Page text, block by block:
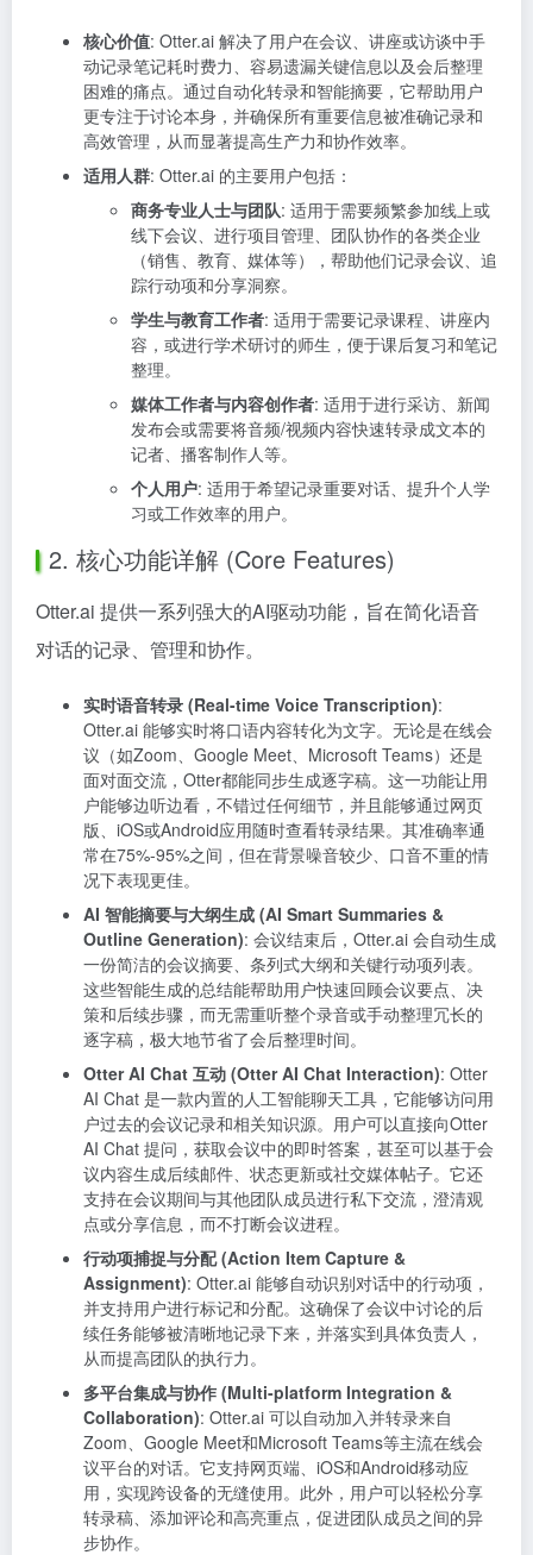
核心价值: Otter.ai 解决了用户在会议、讲座或访谈中手
动记录笔记耗时费力、容易遗漏关键信息以及会后整理
困难的痛点。通过自动化转录和智能摘要，它帮助用户
更专注于讨论本身，并确保所有重要信息被准确记录和
高效管理，从而显著提高生产力和协作效率。
适用人群: Otter.ai 的主要用户包括：
商务专业人士与团队: 适用于需要频繁参加线上或
线下会议、进行项目管理、团队协作的各类企业
（销售、教育、媒体等），帮助他们记录会议、追
踪行动项和分享洞察。
学生与教育工作者: 适用于需要记录课程、讲座内
容，或进行学术研讨的师生，便于课后复习和笔记
整理。
媒体工作者与内容创作者: 适用于进行采访、新闻
发布会或需要将音频/视频内容快速转录成文本的
记者、播客制作人等。
个人用户: 适用于希望记录重要对话、提升个人学
习或工作效率的用户。
2. 核心功能详解 (Core Features)
Otter.ai 提供一系列强大的AI驱动功能，旨在简化语音
对话的记录、管理和协作。
实时语音转录 (Real-time Voice Transcription):
Otter.ai 能够实时将口语内容转化为文字。无论是在线会
议（如Zoom、Google Meet、Microsoft Teams）还是
面对面交流，Otter都能同步生成逐字稿。这一功能让用
户能够边听边看，不错过任何细节，并且能够通过网页
版、iOS或Android应用随时查看转录结果。其准确率通
常在75%-95%之间，但在背景噪音较少、口音不重的情
况下表现更佳。
AI 智能摘要与大纲生成 (AI Smart Summaries &
Outline Generation): 会议结束后，Otter.ai 会自动生成
一份简洁的会议摘要、条列式大纲和关键行动项列表。
这些智能生成的总结能帮助用户快速回顾会议要点、决
策和后续步骤，而无需重听整个录音或手动整理冗长的
逐字稿，极大地节省了会后整理时间。
Otter AI Chat 互动 (Otter AI Chat Interaction): Otter
AI Chat 是一款内置的人工智能聊天工具，它能够访问用
户过去的会议记录和相关知识源。用户可以直接向Otter
AI Chat 提问，获取会议中的即时答案，甚至可以基于会
议内容生成后续邮件、状态更新或社交媒体帖子。它还
支持在会议期间与其他团队成员进行私下交流，澄清观
点或分享信息，而不打断会议进程。
行动项捕捉与分配 (Action Item Capture &
Assignment): Otter.ai 能够自动识别对话中的行动项，
并支持用户进行标记和分配。这确保了会议中讨论的后
续任务能够被清晰地记录下来，并落实到具体负责人，
从而提高团队的执行力。
多平台集成与协作 (Multi-platform Integration &
Collaboration): Otter.ai 可以自动加入并转录来自
Zoom、Google Meet和Microsoft Teams等主流在线会
议平台的对话。它支持网页端、iOS和Android移动应
用，实现跨设备的无缝使用。此外，用户可以轻松分享
转录稿、添加评论和高亮重点，促进团队成员之间的异
步协作。